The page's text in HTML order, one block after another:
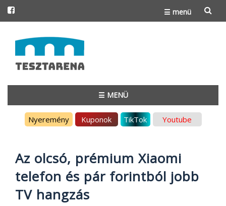
☰ menü
to
content
☰ MENÜ
Nyeremény Kuponok TikTok Youtube
Az olcsó, prémium Xiaomi
telefon és pár forintból jobb
TV hangzás